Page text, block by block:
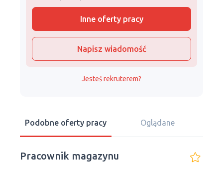
Inne oferty pracy
Napisz wiadomość
Jesteś rekruterem?
Podobne oferty pracy Oglądane
Pracownik magazynu